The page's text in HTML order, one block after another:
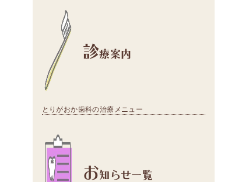
診療案内
とりがおか歯科の治療メニュー
お知らせ一覧